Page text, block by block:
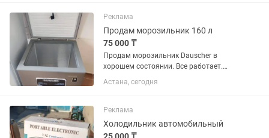
Реклама
Продам морозильник 160 л
75 000 ₸
Продам морозильник Dauscher в
хорошем состоянии. Все работает.
Продаю в связи переездом.
Астана, сегодня
Реклама
Холодильник автомобильный